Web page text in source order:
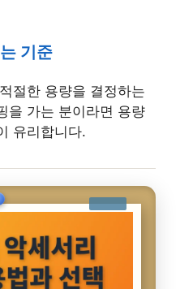
기준
절한 용량을 결정하는
을 가는 분이라면 용량
유리합니다.